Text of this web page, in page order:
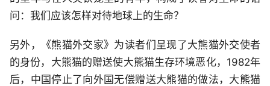
问：我们应该怎样对待地球上的生命？
另外，《熊猫外交家》为读者们呈现了大熊猫外交使者
的身份，大熊猫的赠送使大熊猫生存环境恶化，1982年
后，中国停止了向外国无偿赠送大熊猫的做法，大熊猫